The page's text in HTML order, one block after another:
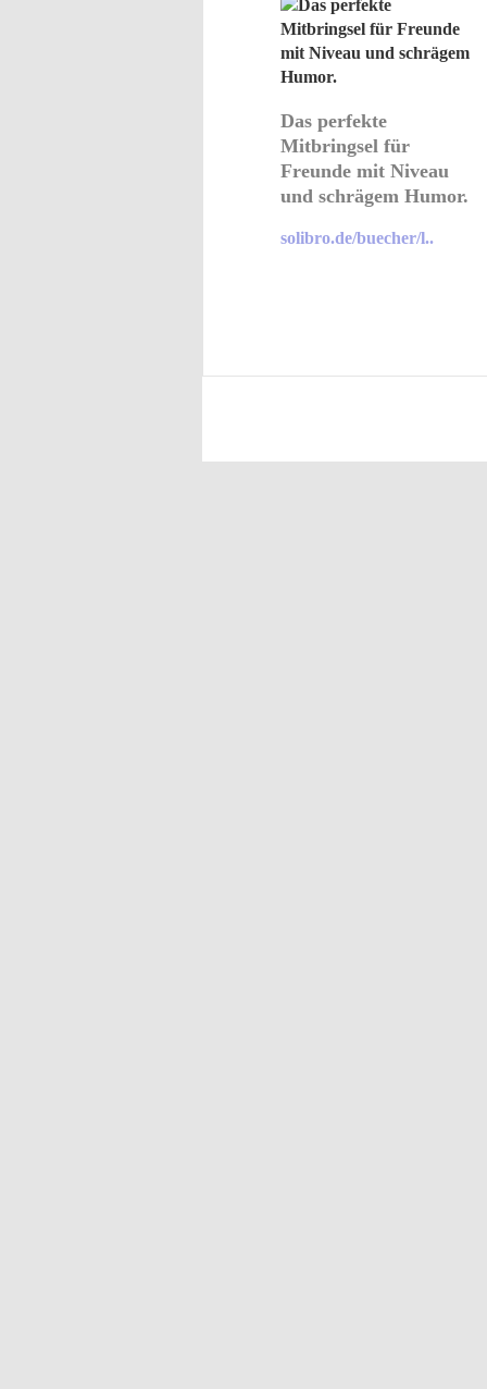
Das perfekte
Mitbringsel für
Freunde mit Niveau
und schrägem Humor.
solibro.de/buecher/l..